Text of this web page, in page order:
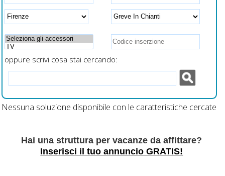
oppure scrivi cosa stai cercando:
Nessuna soluzione disponibile con le caratteristiche cercate
Hai una struttura per vacanze da affittare?
Inserisci il tuo annuncio GRATIS!